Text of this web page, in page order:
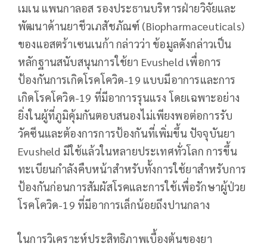
เมเน แพนกาลอส รองประธานบริหารฝ่ายวิจัยและ
พัฒนาด้านยาชีวเภสัชภัณฑ์ (Biopharmaceuticals)
ของแอสตร้าเซนเนก้า กล่าวว่า ข้อมูลดังกล่าวเป็น
หลักฐานสนับสนุนการใช้ยา Evusheld เพื่อการ
ป้องกันการเกิดโรคโควิด-19 แบบมีอาการและการ
เกิดโรคโควิด-19 ที่มีอาการรุนแรง โดยเฉพาะอย่าง
ยิ่งในผู้ที่ภูมิคุ้มกันตอบสนองไม่เพียงพอต่อการรับ
วัคซีนและต้องการการป้องกันที่เพิ่มขึ้น ปัจจุบันยา
Evusheld มีใช้แล้วในหลายประเทศทั่วโลก การขึ้น
ทะเบียนกำลังคืบหน้าสำหรับทั้งการใช้ยาสำหรับการ
ป้องกันก่อนการสัมผัสโรคและการใช้เพื่อรักษาผู้ป่วย
โรคโควิด-19 ที่มีอาการเล็กน้อยถึงปานกลาง
ในการวิเคราะห์ประสิทธิภาพเบื้องต้นของยา